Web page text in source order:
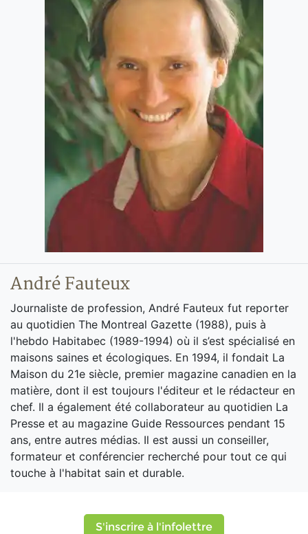
André Fauteux
Journaliste de profession, André Fauteux fut reporter
au quotidien The Montreal Gazette (1988), puis à
l'hebdo Habitabec (1989-1994) où il s’est spécialisé en
maisons saines et écologiques. En 1994, il fondait La
Maison du 21e siècle, premier magazine canadien en la
matière, dont il est toujours l'éditeur et le rédacteur en
chef. Il a également été collaborateur au quotidien La
Presse et au magazine Guide Ressources pendant 15
ans, entre autres médias. Il est aussi un conseiller,
formateur et conférencier recherché pour tout ce qui
touche à l'habitat sain et durable.
S'inscrire à l'infolettre